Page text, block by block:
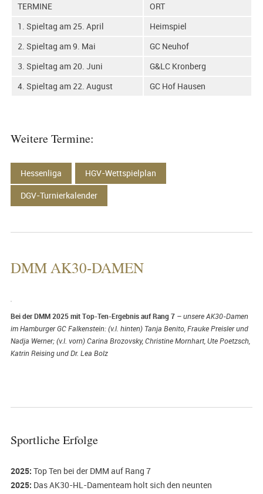
TERMINE
ORT
1. Spieltag am 25. April
Heimspiel
2. Spieltag am 9. Mai
GC Neuhof
3. Spieltag am 20. Juni
G&LC Kronberg
4. Spieltag am 22. August
GC Hof Hausen
Weitere Termine:
Hessenliga
HGV-Wettspielplan
DGV-Turnierkalender
DMM AK30-DAMEN
Bei der DMM 2025 mit Top-Ten-Ergebnis auf Rang 7 – unsere AK30-Damen
im Hamburger GC Falkenstein: (v.l. hinten) Tanja Benito, Frauke Preisler und
Nadja Werner; (v.l. vorn) Carina Brozovsky, Christine Mornhart, Ute Poetzsch,
Katrin Reising und Dr. Lea Bolz
Sportliche Erfolge
2025: Top Ten bei der DMM auf Rang 7
2025: Das AK30-HL-Damenteam holt sich den neunten